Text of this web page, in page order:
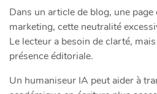
Dans un article de blog, une
marketing, cette neutralité
Le lecteur a besoin de clarté,
présence éditoriale.
Un humaniseur IA peut aider à